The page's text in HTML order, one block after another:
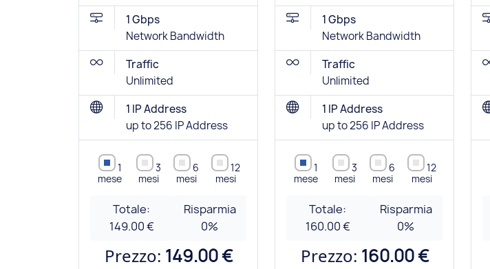
1 Gbps
Network Bandwidth
Traffic
Unlimited
1 IP Address
up to 256 IP Address
1
mese
3
mesi
6
mesi
12
mesi
Totale:
149.00 €
Risparmia
0%
Prezzo: 149.00 €
1 Gbps
Network Bandwidth
Traffic
Unlimited
1 IP Address
up to 256 IP Address
1
mese
3
mesi
6
mesi
12
mesi
Totale:
160.00 €
Risparmia
0%
Prezzo: 160.00 €